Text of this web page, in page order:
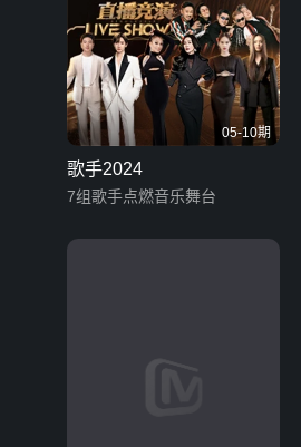
05-10期
歌手2024
7组歌手点燃音乐舞台